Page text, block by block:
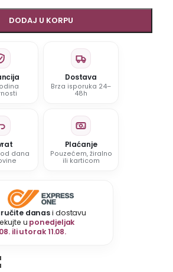
DODAJ U KORPU
Dostava
Brza isporuka 24–
48h
dana
Plaćanje
Pouzećem, žiralno
ili karticom
danasi dostavu
u ponedjeljak
ili utorak 11.08.